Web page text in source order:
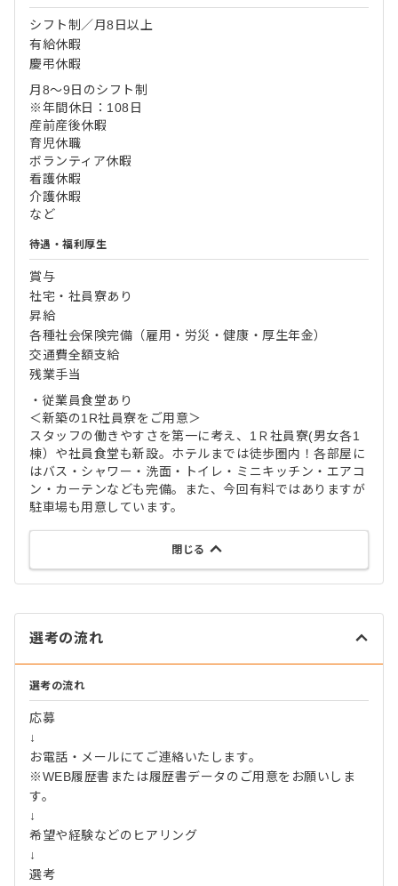
シフト制／月8日以上
有給休暇
慶弔休暇
月8～9日のシフト制
※年間休日：108日
産前産後休暇
育児休職
ボランティア休暇
看護休暇
介護休暇
など
待遇・福利厚生
賞与
社宅・社員寮あり
昇給
各種社会保険完備（雇用・労災・健康・厚生年金）
交通費全額支給
残業手当
・従業員食堂あり
＜新築の1R社員寮をご用意＞
スタッフの働きやすさを第一に考え、1Ｒ社員寮(男女各1
棟）や社員食堂も新設。ホテルまでは徒歩圏内！各部屋に
はバス・シャワー・洗面・トイレ・ミニキッチン・エアコ
ン・カーテンなども完備。また、今回有料ではありますが
駐車場も用意しています。
閉じる
選考の流れ
選考の流れ
応募
↓
お電話・メールにてご連絡いたします。
※WEB履歴書または履歴書データのご用意をお願いしま
す。
↓
希望や経験などのヒアリング
↓
選考